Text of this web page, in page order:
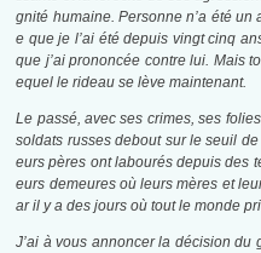
gnité humaine. Personne n’a été
e que je l’ai été depuis vingt cinq
que j’ai prononcée contre lui. Mais
equel le rideau se lève maintenant.
Le passé, avec ses crimes, ses
soldats russes debout sur le seuil
eurs pères ont labourés depuis des
eurs demeures où leurs mères et
ar il y a des jours où tout le monde
J’ai à vous annoncer la décision du